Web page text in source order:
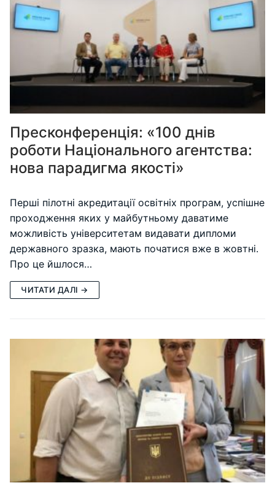
Пресконференція: «100 днів
роботи Національного агентства:
нова парадигма якості»
Перші пілотні акредитації освітніх програм, успішне
проходження яких у майбутньому даватиме
можливість університетам видавати дипломи
державного зразка, мають початися вже в жовтні.
Про це йшлося…
ЧИТАТИ ДАЛІ →